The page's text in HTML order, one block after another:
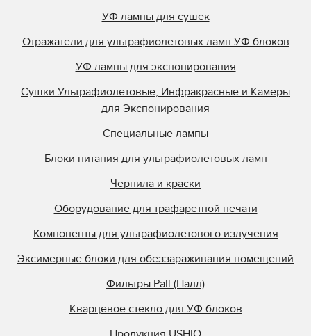
УФ лампы для сушек
Отражатели для ультрафиолетовых ламп УФ блоков
УФ лампы для экспонирования
Сушки Ультрафиолетовые, Инфракрасные и Камеры
для Экспонирования
Специальные лампы
Блоки питания для ультрафиолетовых ламп
Чернила и краски
Оборудование для трафаретной печати
Компоненты для ультрафиолетового излучения
Эксимерные блоки для обеззараживания помещений
Фильтры Pall (Палл)
Кварцевое стекло для УФ блоков